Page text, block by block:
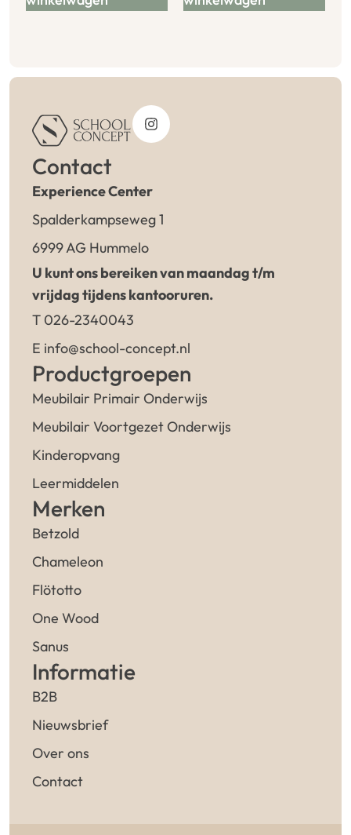
Contact
Experience Center
Spalderkampseweg 1
6999 AG Hummelo
U kunt ons bereiken van maandag t/m
vrijdag tijdens kantooruren.
T 026-2340043
E info@school-concept.nl
Productgroepen
Meubilair Primair Onderwijs
Meubilair Voortgezet Onderwijs
Kinderopvang
Leermiddelen
Merken
Betzold
Chameleon
Flötotto
One Wood
Sanus
Informatie
B2B
Nieuwsbrief
Over ons
Contact